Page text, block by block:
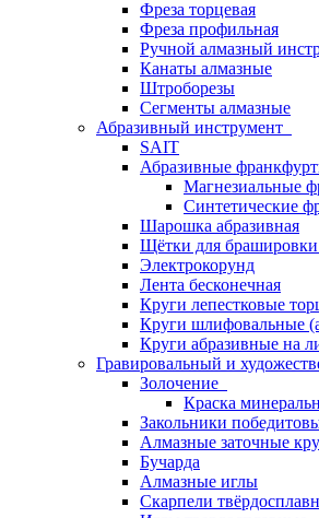
Фреза торцевая
Фреза профильная
Ручной алмазный
Канаты алмазные
Штроборезы
Сегменты алмазные
Абразивный инструмент
SAIT
Абразивные
Магнезиальные
Синтетические
Шарошка абразивная
Щётки для брашировки
Электрокорунд
Лента бесконечная
Круги лепестковые
Круги шлифовальные
Круги абразивные на
Гравировальный и
Золочение
Краска
Закольники
Алмазные заточные
Бучарда
Алмазные иглы
Скарпели